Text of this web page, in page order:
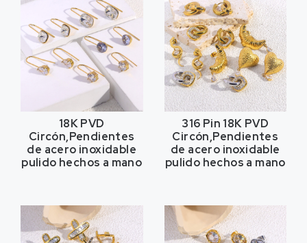
18K PVD
Circón,Pendientes
de acero inoxidable
pulido hechos a mano
316 Pin 18K PVD
Circón,Pendientes
de acero inoxidable
pulido hechos a mano